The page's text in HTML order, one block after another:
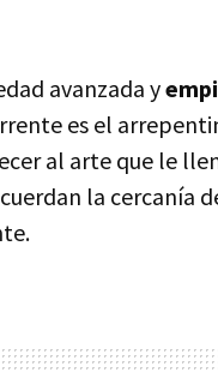
avanzada y
es el
al arte que le
la cercanía